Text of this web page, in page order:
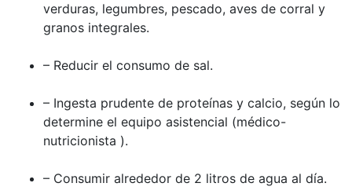
verduras, legumbres, pescado, aves de corral y
granos integrales.
– Reducir el consumo de sal.
– Ingesta prudente de proteínas y calcio, según lo
determine el equipo asistencial (médico-
nutricionista ).
– Consumir alrededor de 2 litros de agua al día.